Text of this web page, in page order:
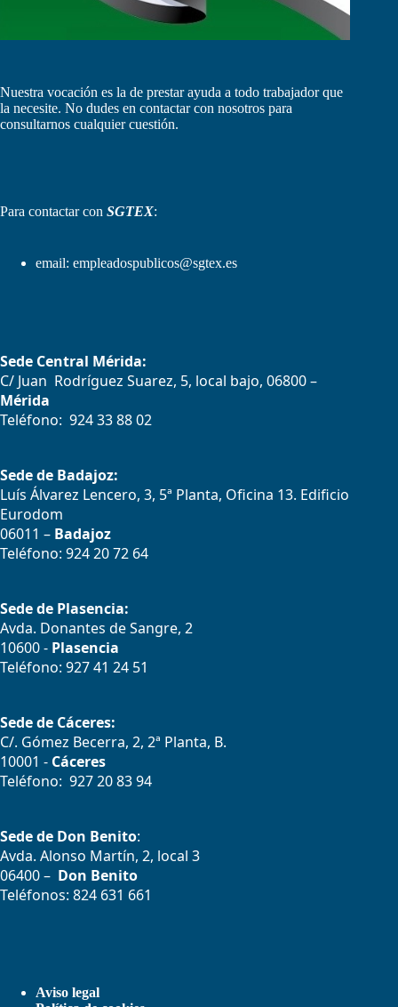
Nuestra vocación es la de prestar ayuda a todo trabajador que
la necesite. No dudes en contactar con nosotros para
consultarnos cualquier cuestión.
Para contactar con SGTEX:
email: empleadospublicos@sgtex.es
Sede Central Mérida:
C/ Juan Rodríguez Suarez, 5, local bajo, 06800 –
Mérida
Teléfono: 924 33 88 02
Sede de Badajoz:
Luís Álvarez Lencero, 3, 5ª Planta, Oficina 13. Edificio
Eurodom
06011 – Badajoz
Teléfono: 924 20 72 64
Sede de Plasencia:
Avda. Donantes de Sangre, 2
10600 - Plasencia
Teléfono: 927 41 24 51
Sede de Cáceres:
C/. Gómez Becerra, 2, 2ª Planta, B.
10001 - Cáceres
Teléfono: 927 20 83 94
Sede de Don Benito:
Avda. Alonso Martín, 2, local 3
06400 – Don Benito
Teléfonos: 824 631 661
Aviso legal